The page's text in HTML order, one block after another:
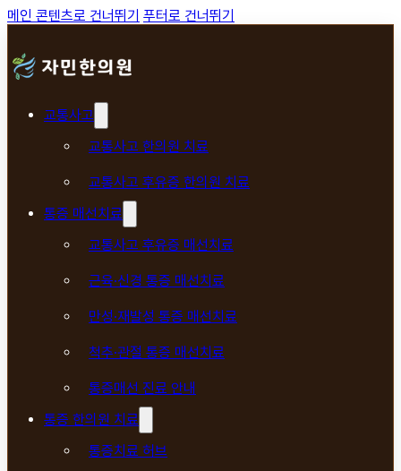
메인 콘텐츠로 건너뛰기 푸터로 건너뛰기
교통사고
교통사고 한의원 치료
교통사고 후유증 한의원 치료
통증 매선치료
교통사고 후유증 매선치료
근육·신경 통증 매선치료
만성·재발성 통증 매선치료
척추·관절 통증 매선치료
통증매선 진료 안내
통증 한의원 치료
통증치료 허브